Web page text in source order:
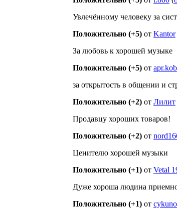
Увлечённому человеку за
Положительно (+5) от Kantor
За любовь к хорошей музыке
Положительно (+5) от
за открытость в общении и
Положительно (+2) от Лилит
Продавцу хороших товаров!
Положительно (+2) от
Ценителю хорошей музыки
Положительно (+1) от Vetal
Дуже хороша людина
Положительно (+1) от